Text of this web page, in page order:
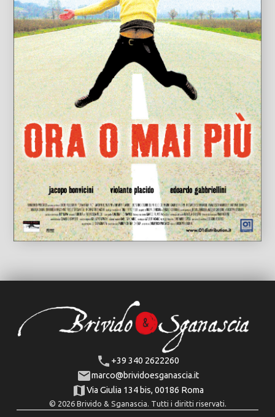
+39 340 2622260
marco@brividoesganascia.it
Via Giulia 134 bis, 00186 Roma
© 2026 Brivido & Sganascia. Tutti i diritti riservati.